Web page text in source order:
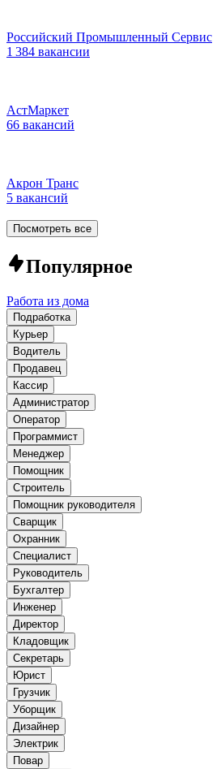
Российский Промышленный Сервис
1 384 вакансии
АстМаркет
66 вакансий
Акрон Транс
5 вакансий
Посмотреть все
Популярное
Работа из дома
Подработка
Курьер
Водитель
Продавец
Кассир
Администратор
Оператор
Программист
Менеджер
Помощник
Строитель
Помощник руководителя
Сварщик
Охранник
Специалист
Руководитель
Бухгалтер
Инженер
Директор
Кладовщик
Секретарь
Юрист
Грузчик
Уборщик
Дизайнер
Электрик
Повар